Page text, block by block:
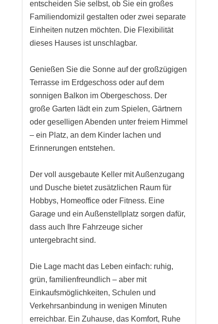
entscheiden Sie selbst, ob Sie ein großes
Familiendomizil gestalten oder zwei separate
Einheiten nutzen möchten. Die Flexibilität
dieses Hauses ist unschlagbar.
Genießen Sie die Sonne auf der großzügigen
Terrasse im Erdgeschoss oder auf dem
sonnigen Balkon im Obergeschoss. Der
große Garten lädt ein zum Spielen, Gärtnern
oder geselligen Abenden unter freiem Himmel
– ein Platz, an dem Kinder lachen und
Erinnerungen entstehen.
Der voll ausgebaute Keller mit Außenzugang
und Dusche bietet zusätzlichen Raum für
Hobbys, Homeoffice oder Fitness. Eine
Garage und ein Außenstellplatz sorgen dafür,
dass auch Ihre Fahrzeuge sicher
untergebracht sind.
Die Lage macht das Leben einfach: ruhig,
grün, familienfreundlich – aber mit
Einkaufsmöglichkeiten, Schulen und
Verkehrsanbindung in wenigen Minuten
erreichbar. Ein Zuhause, das Komfort, Ruhe